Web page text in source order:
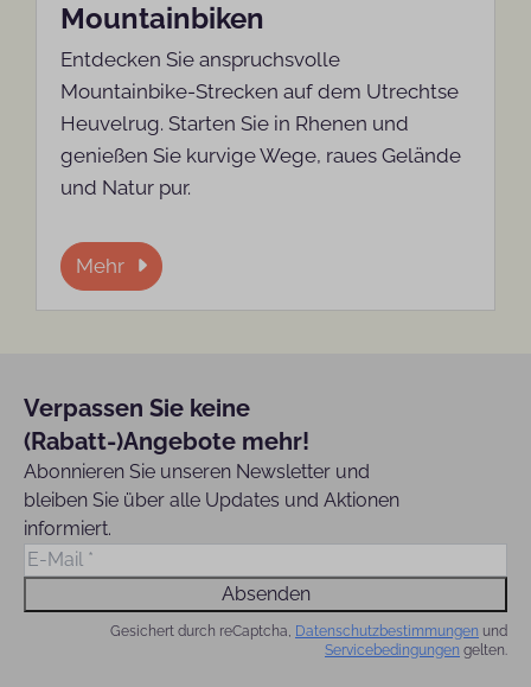
Mountainbiken
Entdecken Sie anspruchsvolle
Mountainbike-Strecken auf dem Utrechtse
Heuvelrug. Starten Sie in Rhenen und
genießen Sie kurvige Wege, raues Gelände
und Natur pur.
Mehr
Verpassen Sie keine
(Rabatt-)Angebote mehr!
Abonnieren Sie unseren Newsletter und
bleiben Sie über alle Updates und Aktionen
informiert.
Absenden
Gesichert durch reCaptcha, Datenschutzbestimmungen und
Servicebedingungen gelten.